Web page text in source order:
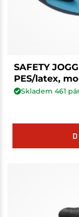
SAFETY
PES/latex,
Skladem 461